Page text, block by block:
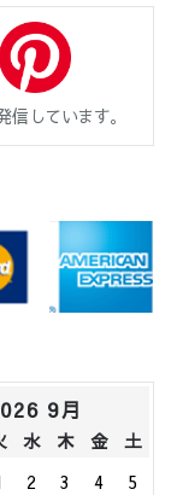
しています。
9月
水 木 金
土
2 3 4
5